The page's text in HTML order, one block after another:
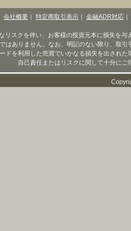
会社概要 特定商取引表示 金融ADR対応
リスクを伴い、お客様の投資元本に損失を
はありません。なお、明記のない限り、取
ドを利用した売買でいかなる損失を出され
自己責任またはリスクに関して十分に